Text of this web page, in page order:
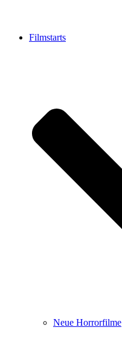
Filmstarts
Neue Horrorfilme